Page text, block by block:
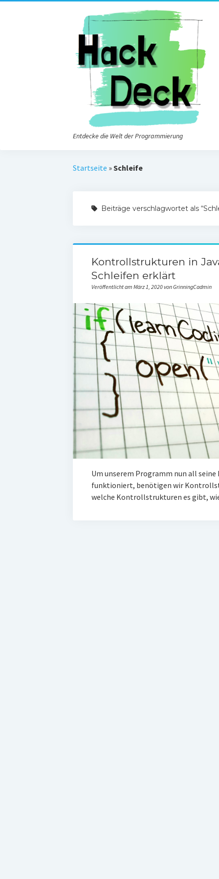
Entdecke die Welt der Programmierung
Startseite »Schleife
Beiträge verschlagwortet als
Kontrollstrukturen in
Schleifen erklärt
Veröffentlicht am März 1, 2020 von GrinningCadmin
Um unserem Programm nun all seine
funktioniert, benötigen wir
welche Kontrollstrukturen es gibt,